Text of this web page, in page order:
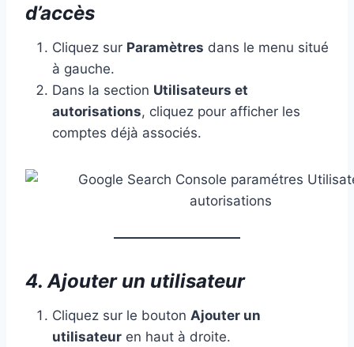
d’accès
Cliquez sur Paramètres dans le menu situé
à gauche.
Dans la section Utilisateurs et
autorisations, cliquez pour afficher les
comptes déjà associés.
4. Ajouter un utilisateur
Cliquez sur le bouton Ajouter un
utilisateur en haut à droite.